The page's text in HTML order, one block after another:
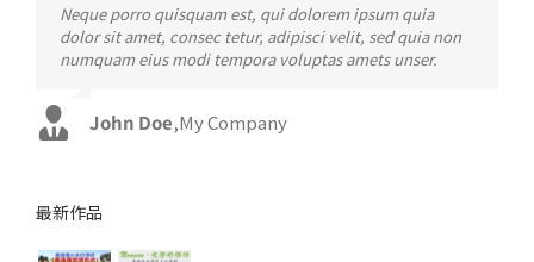
Neque porro quisquam est, qui dolorem ipsum quia
dolor sit amet, consec tetur, adipisci velit, sed quia non
numquam eius modi tempora voluptas amets unser.
John Doe,My Company
Aliquam erat volutpat. Quisque at est id ligula facilisis
laoreet eget pulvinar nibh. Suspendisse at ultrices dui.
Curabitur ac felis arcu sadips ipsums fugiats nemis.
Luke Beck,Theme Fusion
最新作品